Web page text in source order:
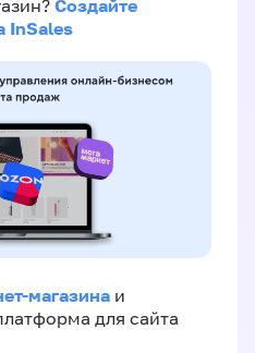
Создайте
InSales
магазина и
для сайта